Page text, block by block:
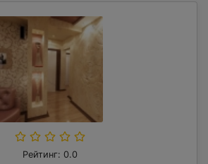
Рейтинг: 0.0